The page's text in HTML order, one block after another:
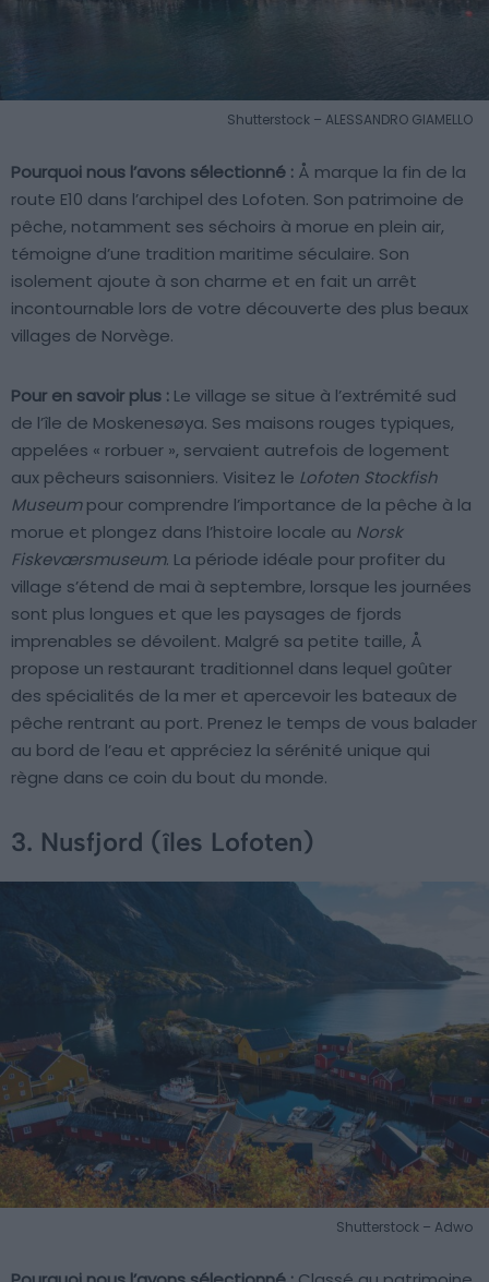
Shutterstock – ALESSANDRO GIAMELLO
Pourquoi nous l’avons sélectionné : Å marque la fin de la
route E10 dans l’archipel des Lofoten. Son patrimoine de
pêche, notamment ses séchoirs à morue en plein air,
témoigne d’une tradition maritime séculaire. Son
isolement ajoute à son charme et en fait un arrêt
incontournable lors de votre découverte des plus beaux
villages de Norvège.
Pour en savoir plus : Le village se situe à l’extrémité sud
de l’île de Moskenesøya. Ses maisons rouges typiques,
appelées « rorbuer », servaient autrefois de logement
aux pêcheurs saisonniers. Visitez le Lofoten Stockfish
Museumpour comprendre l’importance de la pêche à la
morue et plongez dans l’histoire locale au Norsk
Fiskeværsmuseum. La période idéale pour profiter du
village s’étend de mai à septembre, lorsque les journées
sont plus longues et que les paysages de fjords
imprenables se dévoilent. Malgré sa petite taille, Å
propose un restaurant traditionnel dans lequel goûter
des spécialités de la mer et apercevoir les bateaux de
pêche rentrant au port. Prenez le temps de vous balader
au bord de l’eau et appréciez la sérénité unique qui
règne dans ce coin du bout du monde.
3. Nusfjord (îles Lofoten)
Shutterstock – Adwo